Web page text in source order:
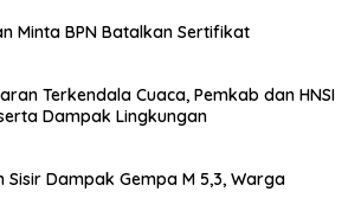
Minta BPN Batalkan Sertifikat
Terkendala Cuaca, Pemkab dan HNSI
Dampak Lingkungan
Sisir Dampak Gempa M 5,3, Warga